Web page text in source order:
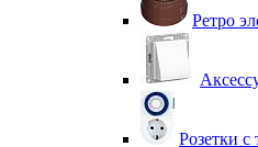
Ретро
Розетки с